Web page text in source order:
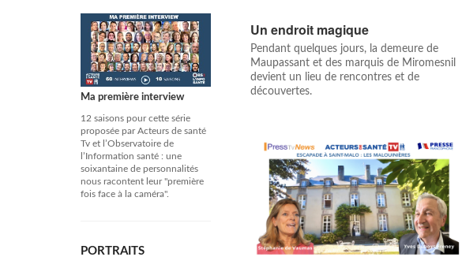
Ma première interview
12 saisons pour cette série
proposée par Acteurs de santé
Tv et l’Observatoire de
l’Information santé : une
soixantaine de personnalités
nous racontent leur "première
fois face à la caméra".
PORTRAITS
Un endroit magique
Pendant quelques jours, la demeure de
Maupassant et des marquis de Miromesnil
devient un lieu de rencontres et de
découvertes.